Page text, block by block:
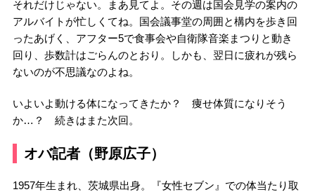
それだけじゃない。まあ見てよ。その週は国会見学の案内の
アルバイトが忙しくてね。国会議事堂の周囲と構内を歩き回
ったあげく、アフター5で食事会や自衛隊音楽まつりと動き
回り、歩数計はごらんのとおり。しかも、翌日に疲れが残ら
ないのが不思議なのよね。
いよいよ動ける体になってきたか？ 痩せ体質になりそう
か…？ 続きはまた次回。
オバ記者（野原広子）
1957年生まれ、茨城県出身。『女性セブン』での体当たり取